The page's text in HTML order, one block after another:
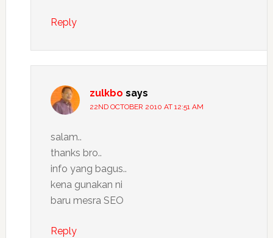
Reply
zulkbo says
22ND OCTOBER 2010 AT 12:51 AM
salam..
thanks bro..
info yang bagus..
kena gunakan ni
baru mesra SEO
Reply